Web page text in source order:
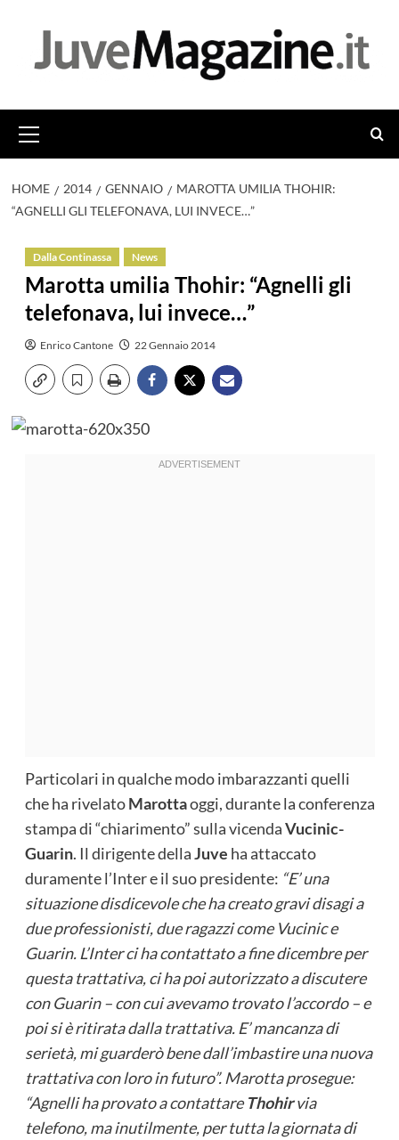
principale
HOME 2014 GENNAIO
MAROTTA UMILIA THOHIR:
“AGNELLI GLI TELEFONAVA, LUI INVECE…”
Dalla Continassa News
Marotta umilia Thohir: “Agnelli gli
telefonava, lui invece…”
Enrico Cantone 22 Gennaio 2014
Particolari in qualche modo imbarazzanti quelli
che ha rivelatoMarottaoggi, durante la conferenza
stampa di “chiarimento” sulla vicendaVucinic-
Guarin. Il dirigente dellaJuve ha attaccato
duramente l’Inter e il suo presidente: “E’ una
situazione disdicevole che ha creato gravi disagi a
due professionisti, due ragazzi come Vucinic e
Guarin. L’Inter ci ha contattato a fine dicembre per
questa trattativa, ci ha poi autorizzato a discutere
con Guarin – con cui avevamo trovato l’accordo – e
poi si è ritirata dalla trattativa. E’ mancanza di
serietà, mi guarderò bene dall’imbastire una nuova
trattativa con loro in futuro”. Marotta prosegue:
“Agnelli ha provato a contattareThohirvia
telefono, ma inutilmente, per tutta la giornata di